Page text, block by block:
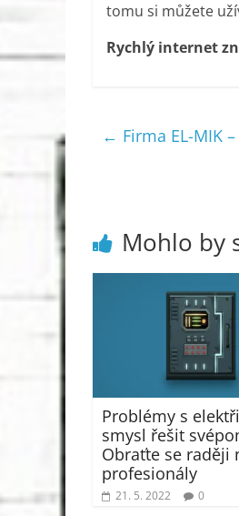
tomu si můžete
Rychlý internet
← Firma EL-MIK
Mohlo by
Problémy s
smysl řešit
Obraťte se raději
profesionály
21. 5. 2022 0